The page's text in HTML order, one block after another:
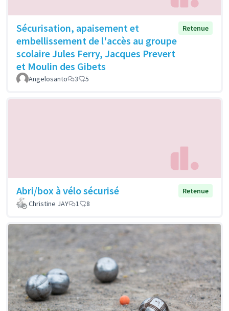
Sécurisation, apaisement et
embellissement de l'accès au groupe
scolaire Jules Ferry, Jacques Prevert
et Moulin des Gibets
Retenue
Angelosanto 3 5
Abri/box à vélo sécurisé
Retenue
Christine JAY
1 8